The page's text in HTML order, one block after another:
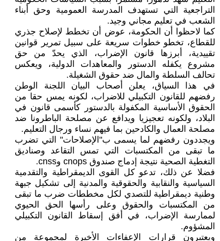
التراجعية التي تستهدف المدرسة العمومية وحق أبناء
الشعب في تعليم مجاني وجيد.
كما لاحظوا أن الحكومة، عوض أن تخطط لإصلاح جذري
للقطاع، تخطو خطوات سريعة على سبيل تمرير قوانين
تقييدية، أبرزها قانون الإضراب، الذي يحدّ من حق
مشروع يكفله الدستور والمعاهدات الدولية، ويعكس
تحالف السلطة والمال ضد حقوق الشغيلة.
في هذا السياق، يعلن أصحاب البيان اللجنة الوطن
رفضهم للقانون التكبيلي للاضراب، لكونه يمس حقا من
الحقوق الأساسية المكفولة بالدستور كأسمى قانون في
البلاد، ولكونه تعجيزيا ويدافع عن مصلحة الباطرونا ضد
مصلحة العمال والكادحين بما فيهم نساء ورجال التعليم.
ويجددون رفضهم لما يسمى ب"الإصلاحات" التي تضرب
ما تبقى من المكتسبات التي تمس التقاعد وصناديق
التغطية الصحية نتيجة إدماج صندوق cnops وcnss.
فضلا عن ذلك، تدعو كل القوى الديمقراطية والتقدمية
السياسية والنقابية والحقوقية والمدنية إلى تشكيل جبهة
وطنية ديمقراطية للتصدي لكل مخططات ضرب ما تبقى
من المكتسبات والحقوق وعلى رأسها الحق الحيوي
لممارسة الإضراب، في أفق إسقاط القانون التكبيلي
المشؤوم.
ويعتبرون قرارات الإعفاءات الأخيرة لمجموعة من